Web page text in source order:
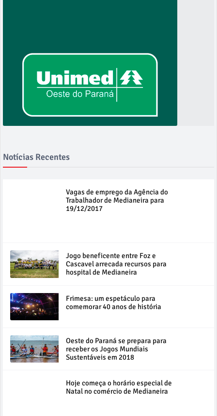
Notícias Recentes
Vagas de emprego da Agência do
Trabalhador de Medianeira para
19/12/2017
Jogo beneficente entre Foz e
Cascavel arrecada recursos para
hospital de Medianeira
Frimesa: um espetáculo para
comemorar 40 anos de história
Oeste do Paraná se prepara para
receber os Jogos Mundiais
Sustentáveis em 2018
Hoje começa o horário especial de
Natal no comércio de Medianeira